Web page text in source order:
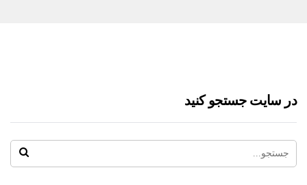
در سایت جستجو کنید